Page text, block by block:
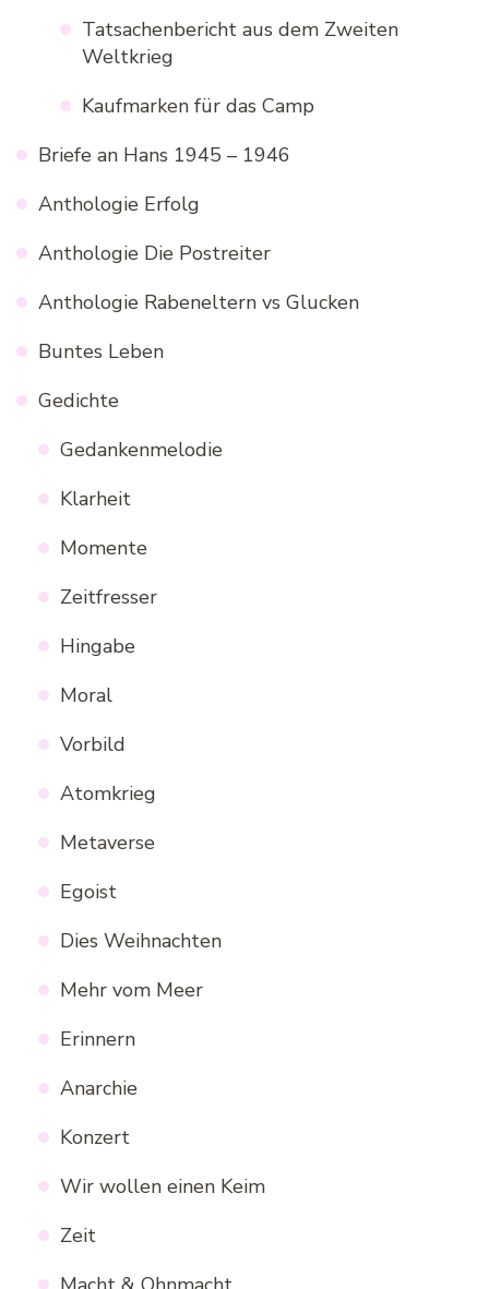
Tatsachenbericht aus dem Zweiten
Weltkrieg
Kaufmarken für das Camp
Briefe an Hans 1945 – 1946
Anthologie Erfolg
Anthologie Die Postreiter
Anthologie Rabeneltern vs Glucken
Buntes Leben
Gedichte
Gedankenmelodie
Klarheit
Momente
Zeitfresser
Hingabe
Moral
Vorbild
Atomkrieg
Metaverse
Egoist
Dies Weihnachten
Mehr vom Meer
Erinnern
Anarchie
Konzert
Wir wollen einen Keim
Zeit